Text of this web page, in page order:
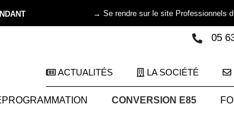
→ Se rendre sur le site Professionnels
05
ACTUALITÉS LA SOCIÉTÉ
CONVERSION E85